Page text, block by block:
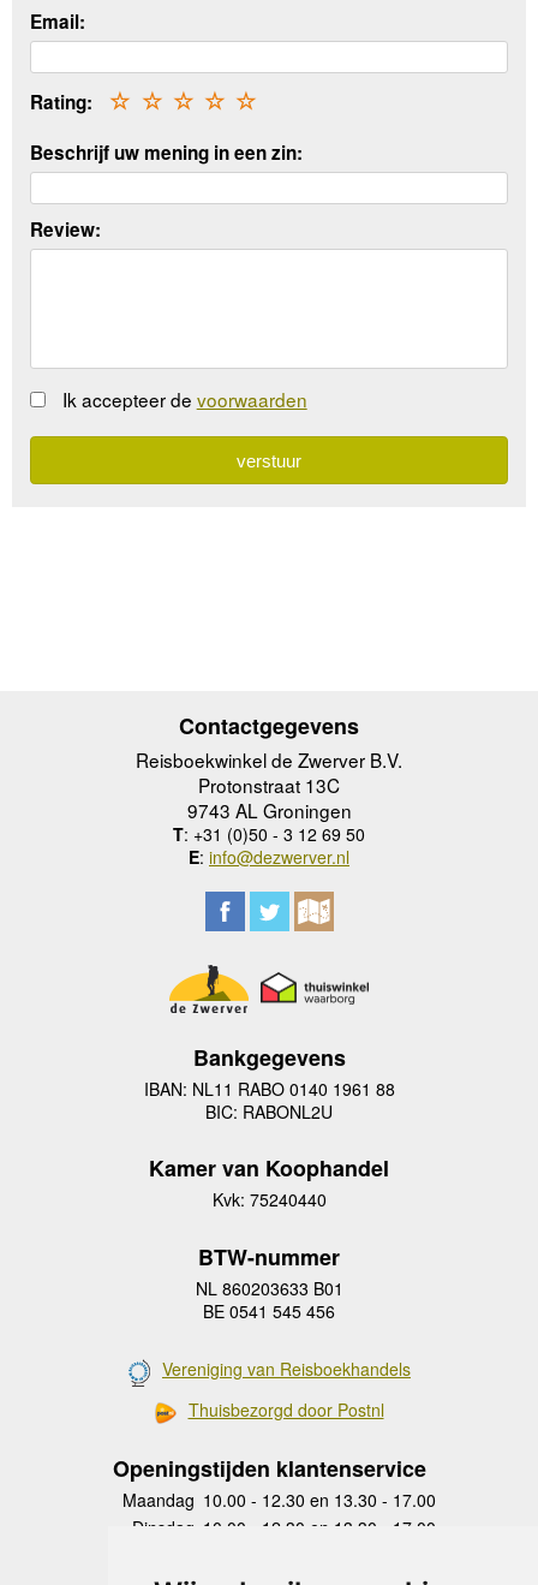
Email:
Rating: ☆
☆
☆
☆
☆
Beschrijf uw mening in een zin:
Review:
Ik accepteer de voorwaarden
Contactgegevens
Reisboekwinkel de Zwerver B.V.
Protonstraat 13C
9743 AL Groningen
T: +31 (0)50 - 3 12 69 50
E: info@dezwerver.nl
Bankgegevens
IBAN: NL11 RABO 0140 1961 88
BIC: RABONL2U
Kamer van Koophandel
Kvk: 75240440
BTW-nummer
NL 860203633 B01
BE 0541 545 456
Vereniging van Reisboekhandels
Thuisbezorgd door Postnl
Openingstijden klantenservice
Maandag 10.00 - 12.30 en 13.30 - 17.00
Dinsdag 10.00 - 12.30 en 13.30 - 17.00